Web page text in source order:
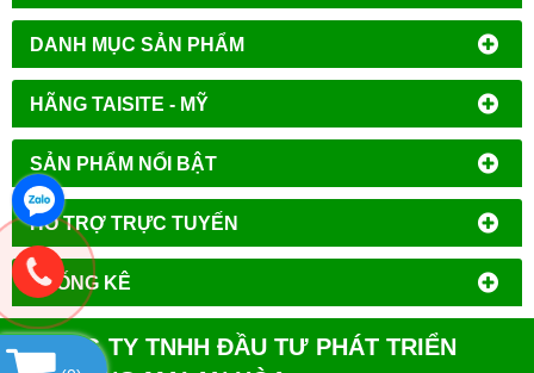
DANH MỤC SẢN PHẨM
HÃNG TAISITE - MỸ
SẢN PHẨM NỔI BẬT
HỔ TRỢ TRỰC TUYẾN
THỐNG KÊ
CÔNG TY TNHH ĐẦU TƯ PHÁT TRIỂN